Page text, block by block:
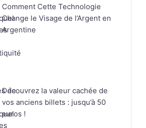
Comment Cette Technologie
Change le Visage de l’Argent en
Argentine
Découvrez la valeur cachée de
vos anciens billets : jusqu’à 50
euros !